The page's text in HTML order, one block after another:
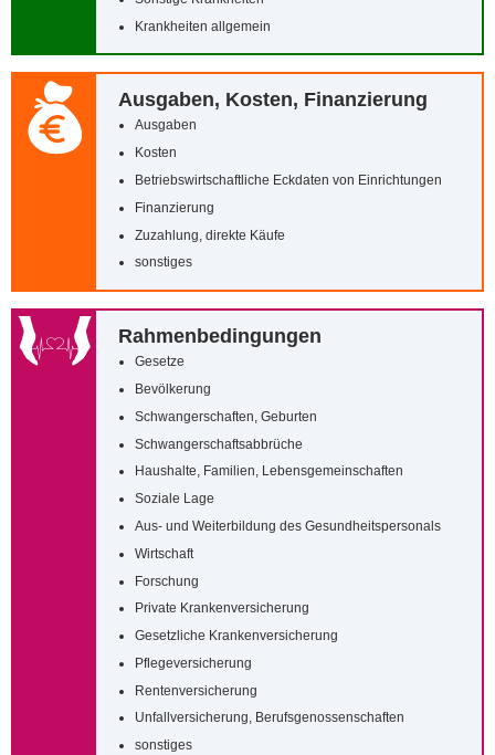
Krankheiten allgemein
Ausgaben, Kosten, Finanzierung
Ausgaben
Kosten
Betriebswirtschaftliche Eckdaten von Einrichtungen
Finanzierung
Zuzahlung, direkte Käufe
sonstiges
Rahmenbedingungen
Gesetze
Bevölkerung
Schwangerschaften, Geburten
Schwangerschaftsabbrüche
Haushalte, Familien, Lebensgemeinschaften
Soziale Lage
Aus- und Weiterbildung des Gesundheitspersonals
Wirtschaft
Forschung
Private Krankenversicherung
Gesetzliche Krankenversicherung
Pflegeversicherung
Rentenversicherung
Unfallversicherung, Berufsgenossenschaften
sonstiges